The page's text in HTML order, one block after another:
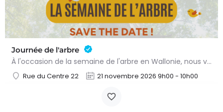
Journée de l'arbre
À l'occasion de la semaine de l'arbre en Wallonie, nous vous proposons l'annuelle distribution gratuite des…
Rue du Centre 22 21 novembre 2026 9h00 - 10h00